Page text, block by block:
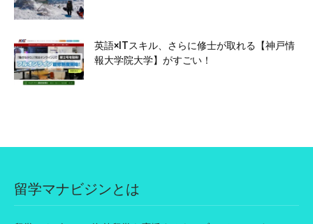
英語×ITスキル、さらに修士が取れる【神戸情
報大学院大学】がすごい！
留学マナビジンとは